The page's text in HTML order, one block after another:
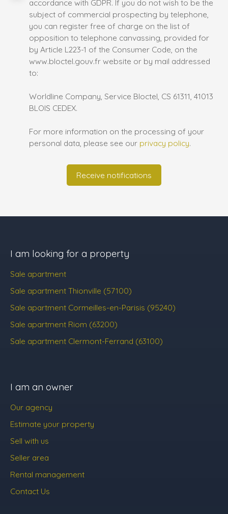
accordance with GDPR. If you do not wish to be the
subject of commercial prospecting by telephone,
you can register free of charge on the list of
opposition to telephone canvassing, provided for
by Article L223-1 of the Consumer Code, on the
www.bloctel.gouv.fr website or by mail addressed
to:
Worldline Company, Service Bloctel, CS 61311, 41013
BLOIS CEDEX.
For more information on the processing of your
personal data, please see our privacy policy.
Receive notifications
I am looking for a property
Sale apartment
Sale apartment Thionville (57100)
Sale apartment Cormeilles-en-Parisis (95240)
Sale apartment Riom (63200)
Sale apartment Clermont-Ferrand (63100)
I am an owner
Our agency
Estimate your property
Sell with us
Seller area
Rental management
Contact Us